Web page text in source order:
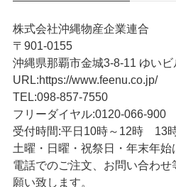
株式会社沖縄物産企業連合
〒901-0155
沖縄県那覇市金城3-8-11 ゆいビ
URL:https://www.feenu.co.jp/
TEL:098-857-7550
フリーダイヤル:0120-066-900
受付時間:平日10時～12時 13
土曜・日曜・祝祭日・年末年
電話でのご注文、お問い合わ
願い致します。